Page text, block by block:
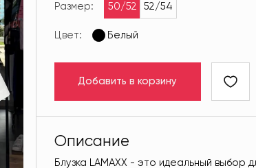
Размер: 50/52 52/54
Цвет: Белый
Добавить в корзину
Описание
Блузка LAMAXX - это идеальный выбор